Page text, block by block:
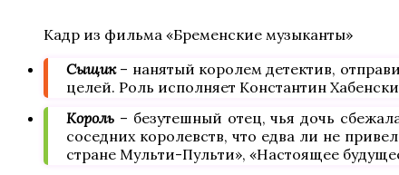
Кадр из фильма «Бременские музыканты»
Сыщик – нанятый королем детектив,
целей. Роль исполняет Константин
Король – безутешный отец, чья дочь
соседних королевств, что едва ли не
стране Мульти-Пульти», «Настоящее